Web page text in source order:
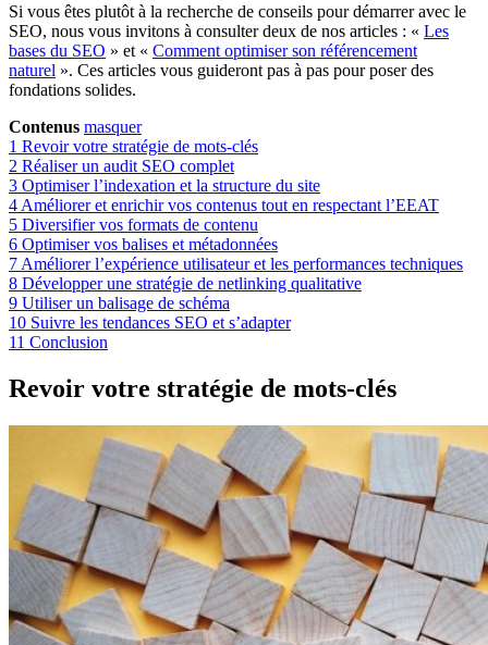
Si vous êtes plutôt à la recherche de conseils pour démarrer avec le
SEO, nous vous invitons à consulter deux de nos articles : « Les
bases du SEO » et « Comment optimiser son référencement
naturel ». Ces articles vous guideront pas à pas pour poser des
fondations solides.
Contenus masquer
1 Revoir votre stratégie de mots-clés
2 Réaliser un audit SEO complet
3 Optimiser l’indexation et la structure du site
4 Améliorer et enrichir vos contenus tout en respectant l’EEAT
5 Diversifier vos formats de contenu
6 Optimiser vos balises et métadonnées
7 Améliorer l’expérience utilisateur et les performances techniques
8 Développer une stratégie de netlinking qualitative
9 Utiliser un balisage de schéma
10 Suivre les tendances SEO et s’adapter
11 Conclusion
Revoir votre stratégie de mots-clés